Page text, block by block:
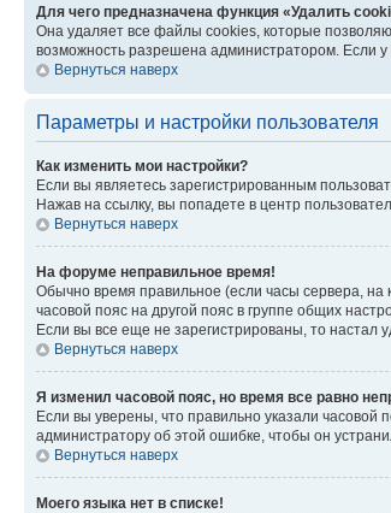
Для чего предназначена функция «Удалить
Она удаляет все файлы cookies, которые
возможность разрешена администратором. Если
Вернуться наверх
Параметры и настройки пользователя
Как изменить мои настройки?
Если вы являетесь зарегистрированным
Нажав на ссылку, вы попадете в центр
Вернуться наверх
На форуме неправильное время!
Обычно время правильное (если часы сервера,
часовой пояс на другой пояс в группе общих
Если вы все еще не зарегистрированы, то настал
Вернуться наверх
Я изменил часовой пояс, но время все равно
Если вы уверены, что правильно указали часовой
администратору об этой ошибке, чтобы он
Вернуться наверх
Моего языка нет в списке!